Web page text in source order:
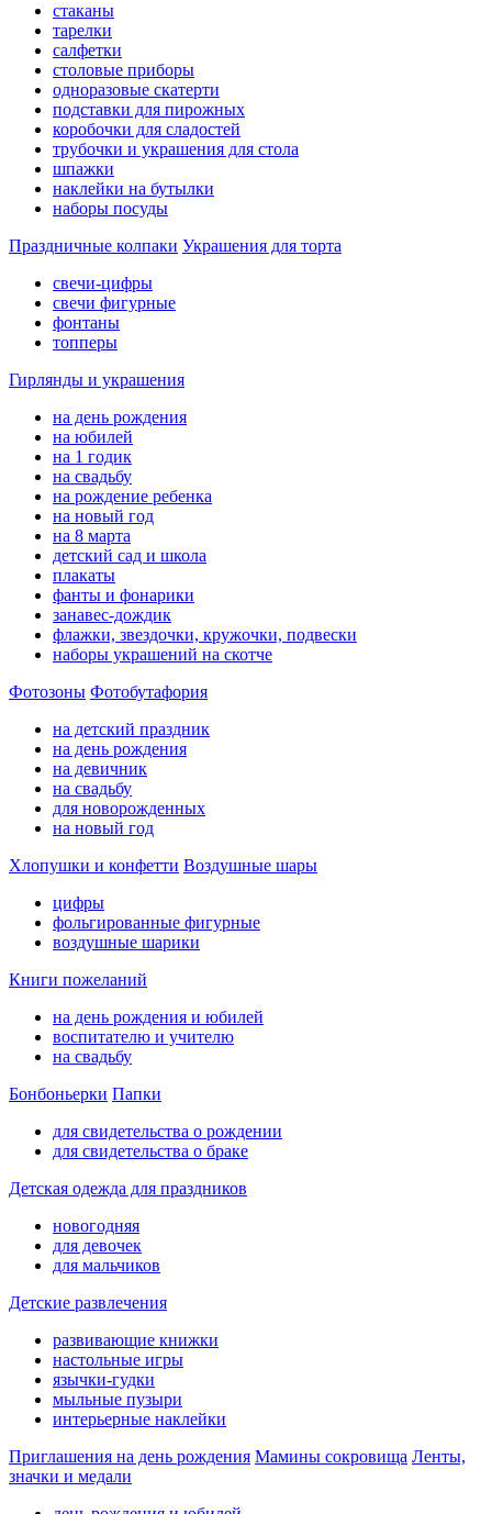
стаканы
тарелки
салфетки
столовые приборы
одноразовые скатерти
подставки для пирожных
коробочки для сладостей
трубочки и украшения для стола
шпажки
наклейки на бутылки
наборы посуды
Праздничные колпаки Украшения для торта
свечи-цифры
свечи фигурные
фонтаны
топперы
Гирлянды и украшения
на день рождения
на юбилей
на 1 годик
на свадьбу
на рождение ребенка
на новый год
на 8 марта
детский сад и школа
плакаты
фанты и фонарики
занавес-дождик
флажки, звездочки, кружочки, подвески
наборы украшений на скотче
Фотозоны Фотобутафория
на детский праздник
на день рождения
на девичник
на свадьбу
для новорожденных
на новый год
Хлопушки и конфетти Воздушные шары
цифры
фольгированные фигурные
воздушные шарики
Книги пожеланий
на день рождения и юбилей
воспитателю и учителю
на свадьбу
Бонбоньерки Папки
для свидетельства о рождении
для свидетельства о браке
Детская одежда для праздников
новогодняя
для девочек
для мальчиков
Детские развлечения
развивающие книжки
настольные игры
язычки-гудки
мыльные пузыри
интерьерные наклейки
Приглашения на день рождения Мамины сокровища Ленты,
значки и медали